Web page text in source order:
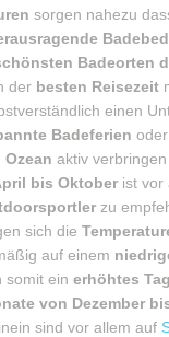
sorgen nahezu
Badeorten
der besten Reisezeit
einen
Badeferien
aktiv
bis Oktoberist vor
zu
sich die
auf einem
somit ein erhöhtes
von Dezember
sind vor allem auf